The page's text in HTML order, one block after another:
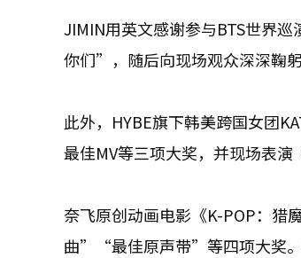
JIMIN用英文感谢参与BTS世界
你们”，随后向现场观众深深鞠躬
此外，HYBE旗下韩美跨国女团
最佳MV等三项大奖，并现场表演
奈飞原创动画电影《K-POP：
曲”“最佳原声带”等四项大奖。